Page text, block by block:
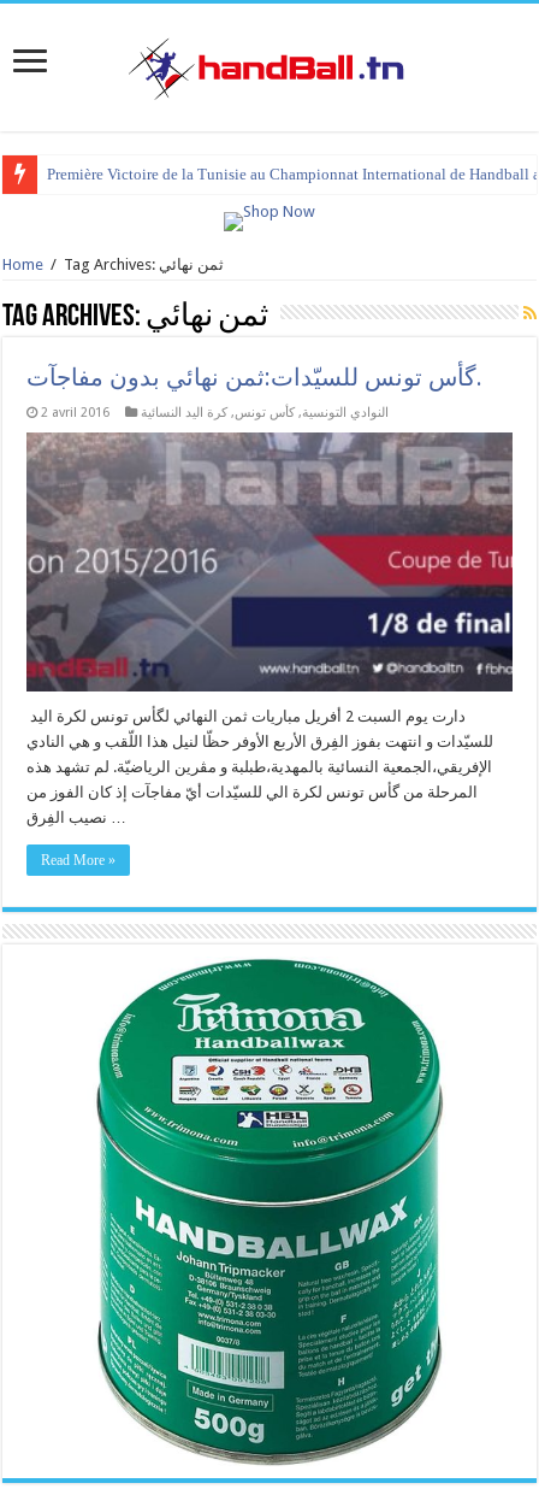
Première Victoire de la Tunisie au Championnat International de Handball
Home / Tag Archives: ثمن نهائي
Tag Archives: ثمن نهائي
گأس تونس للسيّدات:ثمن نهائي بدون مفاجآت.
2 avril 2016 النوادي التونسية, كأس تونس, كرة اليد النسائية
للسيّدات و انتهت بفوز الفِرق الأربع الأوفر حظّا لنيل هذا اللّقب و هي النادي
الإفريقي،الجمعية النسائية بالمهدية،طبلبة و مڨرين الرياضيّة. لم تشهد هذه
المرحلة من گأس تونس لكرة الي للسيّدات أيّ مفاجآت إذ كان الفوز من
Read More »